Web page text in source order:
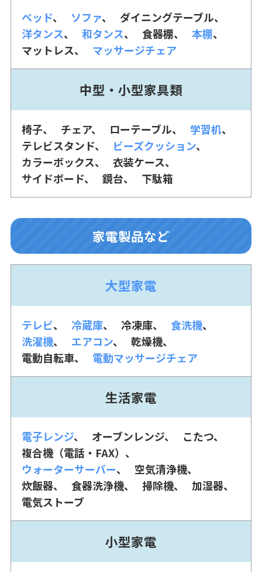
ベッド ソファ
ダイニングテーブル
洋タンス
和タンス 食器棚
本棚
マットレス
マッサージチェア
中型・小型家具類
椅子 チェア ローテーブル
学習机
テレビスタンド
ビーズクッション
カラーボックス
衣装ケース
サイドボード
鏡台 下駄箱
家電製品など
大型家電
テレビ 冷蔵庫 冷凍庫
食洗機
洗濯機
エアコン
乾燥機
電動自転車
電動マッサージチェア
生活家電
電子レンジ オーブンレンジ
こたつ
複合機（電話・FAX）
ウォーターサーバー
空気清浄機
炊飯器
食器洗浄機 掃除機
加湿器
電気ストーブ
小型家電